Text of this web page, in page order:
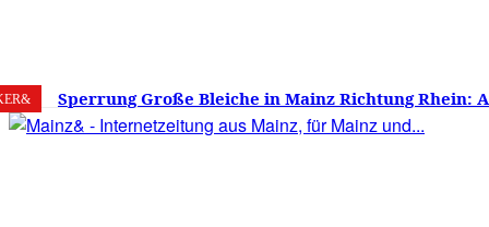
8. August 2026 21.7 Mainz
Sperrung Große Bleiche in Mainz Richtung Rhein:
verwirrt, Mainzer stinksauer – Haben die Mainzer